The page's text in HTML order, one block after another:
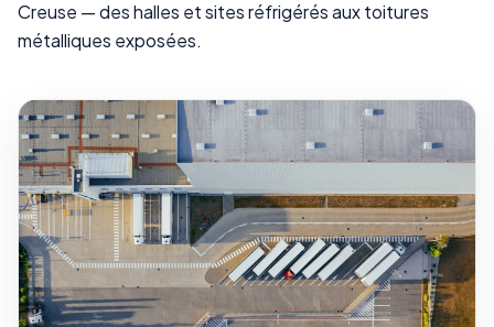
Creuse — des halles et sites réfrigérés aux toitures
métalliques exposées.